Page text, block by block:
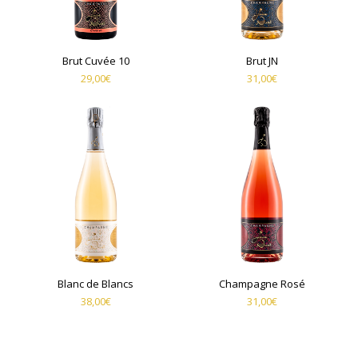
Brut Cuvée 10
29,00€
Brut JN
31,00€
Blanc de Blancs
38,00€
Champagne Rosé
31,00€